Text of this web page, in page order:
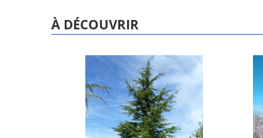
À DÉCOUVRIR